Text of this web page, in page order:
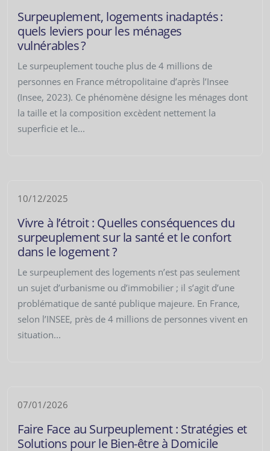
Surpeuplement, logements inadaptés :
quels leviers pour les ménages
vulnérables ?
Le surpeuplement touche plus de 4 millions de
personnes en France métropolitaine d’après l’Insee
(Insee, 2023). Ce phénomène désigne les ménages dont
la taille et la composition excèdent nettement la
superficie et le...
10/12/2025
Vivre à l’étroit : Quelles conséquences du
surpeuplement sur la santé et le confort
dans le logement ?
Le surpeuplement des logements n’est pas seulement
un sujet d’urbanisme ou d’immobilier ; il s’agit d’une
problématique de santé publique majeure. En France,
selon l’INSEE, près de 4 millions de personnes vivent en
situation...
07/01/2026
Faire Face au Surpeuplement : Stratégies et
Solutions pour le Bien-être à Domicile